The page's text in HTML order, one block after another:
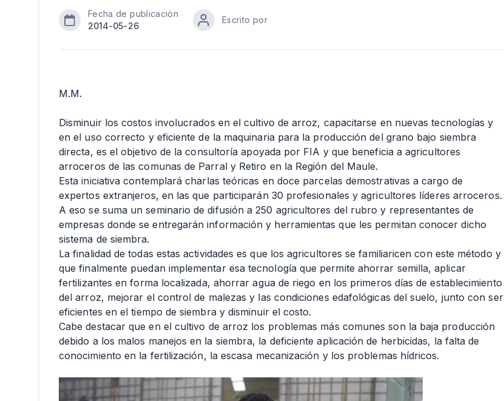
Fecha de publicación
2014-05-26
Escrito por
M.M.
Disminuir los costos involucrados en el cultivo de arroz, capacitarse en nuevas tecnologías y
en el uso correcto y eficiente de la maquinaria para la producción del grano bajo siembra
directa, es el objetivo de la consultoría apoyada por FIA y que beneficia a agricultores
arroceros de las comunas de Parral y Retiro en la Región del Maule.
Esta iniciativa contemplará charlas teóricas en doce parcelas demostrativas a cargo de
expertos extranjeros, en las que participarán 30 profesionales y agricultores líderes arroceros.
A eso se suma un seminario de difusión a 250 agricultores del rubro y representantes de
empresas donde se entregarán información y herramientas que les permitan conocer dicho
sistema de siembra.
La finalidad de todas estas actividades es que los agricultores se familiaricen con este método y
que finalmente puedan implementar esa tecnología que permite ahorrar semilla, aplicar
fertilizantes en forma localizada, ahorrar agua de riego en los primeros días de establecimiento
del arroz, mejorar el control de malezas y las condiciones edafológicas del suelo, junto con ser
eficientes en el tiempo de siembra y disminuir el costo.
Cabe destacar que en el cultivo de arroz los problemas más comunes son la baja producción
debido a los malos manejos en la siembra, la deficiente aplicación de herbicidas, la falta de
conocimiento en la fertilización, la escasa mecanización y los problemas hídricos.